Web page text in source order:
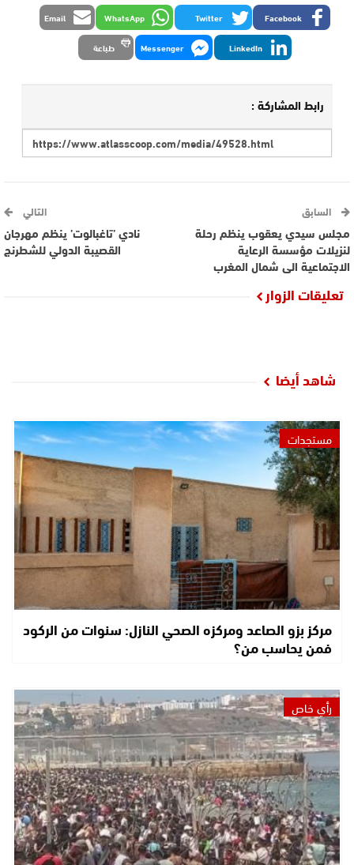
Facebook
Twitter
WhatsApp
Email
LinkedIn
Messenger طباعة
رابط المشاركة :
السابق
مجلس سيدي يعقوب ينظم رحلة
لنزيلات مؤسسة الرعاية
الاجتماعية الى شمال المغرب
التالي
نادي ’تاغبالوت’ ينظم مهرجان
القصيبة الدولي للشطرنج
تعليقات الزوار
شاهد أيضا
مستجدات
مركز بزو الصاعد ومركزه الصحي النازل: سنوات من الركود
فمن يحاسب من؟
رأي خاص